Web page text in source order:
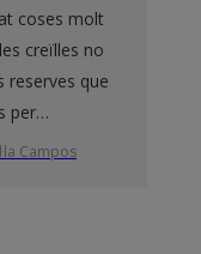
coses molt
creïlles no
reserves que
per…
Campos